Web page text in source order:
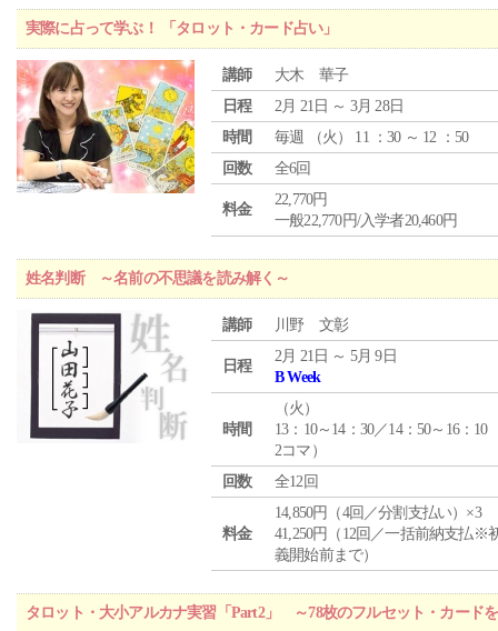
実際に占って学ぶ！ 「タロット・カード占い」
講師
大木 華子
日程
2月 21日 ～ 3月 28日
時間
毎週 （火 ） 11 ：30 ～ 12 ：50
回数
全6回
料金
22,770円
一般22,770円/入学者20,460円
姓名判断 ～名前の不思議を読み解く～
講師 川野 文彰
日程
2月 21日 ～ 5月 9日
B Week
時間
（火 ）
13：10～14：30／14：50～16：10
2コマ）
回数
全12回
料金
14,850円（4回／分割支払い）×3
41,250円（12回／一括前納支払※
義開始前まで）
タロット・大小アルカナ実習「Part2」 ～78枚のフルセット・カード